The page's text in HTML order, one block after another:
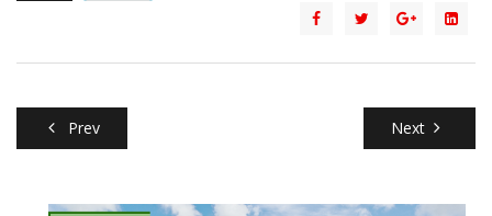
Prev Next